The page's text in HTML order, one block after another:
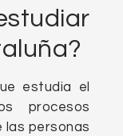
estudia el
procesos
las personas